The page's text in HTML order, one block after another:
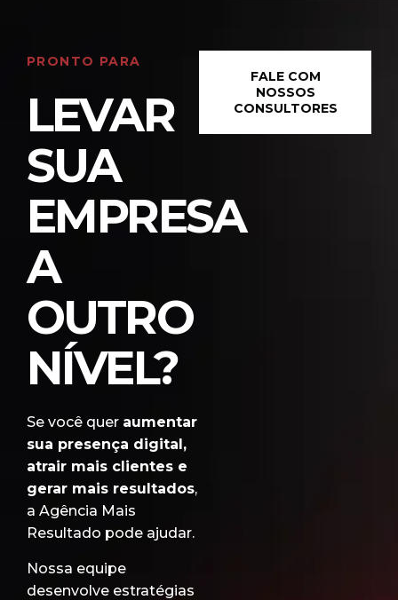
PRONTO PARA
LEVAR
SUA
EMPRESA
A
OUTRO
NÍVEL?
Se você quer aumentar
sua presença digital,
atrair mais clientes e
gerar mais resultados,
a Agência Mais
Resultado pode ajudar.
Nossa equipe
desenvolve estratégias
FALE COM
NOSSOS
CONSULTORES